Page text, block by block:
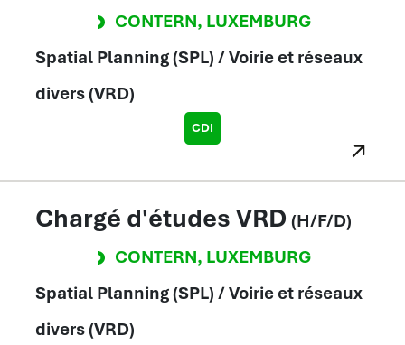
CONTERN, LUXEMBURG
Spatial Planning (SPL) / Voirie et réseaux
divers (VRD)
CDI
Chargé d'études VRD (H/F/D)
CONTERN, LUXEMBURG
Spatial Planning (SPL) / Voirie et réseaux
divers (VRD)